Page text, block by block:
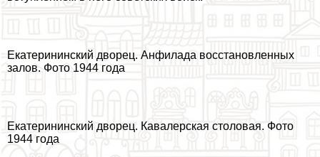
Екатерининский дворец. Анфилада восстановленных
залов. Фото 1944 года
Екатерининский дворец. Кавалерская столовая. Фото
1944 года